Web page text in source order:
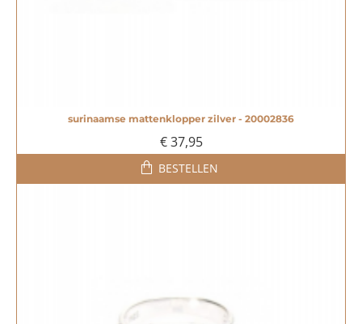
surinaamse mattenklopper zilver - 20002836
€ 37,95
BESTELLEN